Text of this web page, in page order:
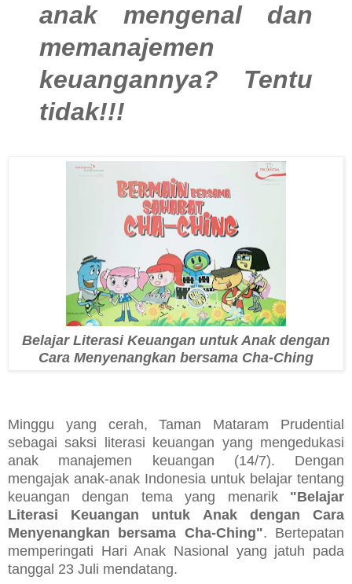
anak mengenal dan
memanajemen
keuangannya? Tentu
tidak!!!
Belajar Literasi Keuangan untuk Anak dengan
Cara Menyenangkan bersama Cha-Ching
Minggu yang cerah, Taman Mataram Prudential
sebagai saksi literasi keuangan yang mengedukasi
anak manajemen keuangan (14/7). Dengan
mengajak anak-anak Indonesia untuk belajar tentang
keuangan dengan tema yang menarik "Belajar
Literasi Keuangan untuk Anak dengan Cara
Menyenangkan bersama Cha-Ching". Bertepatan
memperingati Hari Anak Nasional yang jatuh pada
tanggal 23 Juli mendatang.